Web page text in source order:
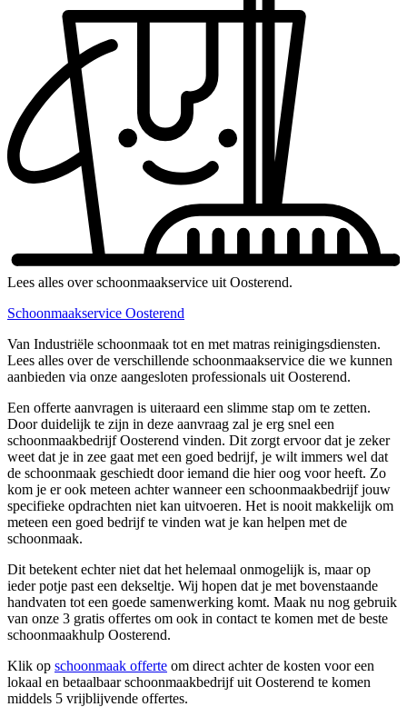
Lees alles over schoonmaakservice uit Oosterend.
Schoonmaakservice Oosterend
Van Industriële schoonmaak tot en met matras reinigingsdiensten.
Lees alles over de verschillende schoonmaakservice die we kunnen
aanbieden via onze aangesloten professionals uit Oosterend.
Een offerte aanvragen is uiteraard een slimme stap om te zetten.
Door duidelijk te zijn in deze aanvraag zal je erg snel een
schoonmaakbedrijf Oosterend vinden. Dit zorgt ervoor dat je zeker
weet dat je in zee gaat met een goed bedrijf, je wilt immers wel dat
de schoonmaak geschiedt door iemand die hier oog voor heeft. Zo
kom je er ook meteen achter wanneer een schoonmaakbedrijf jouw
specifieke opdrachten niet kan uitvoeren. Het is nooit makkelijk om
meteen een goed bedrijf te vinden wat je kan helpen met de
schoonmaak.
Dit betekent echter niet dat het helemaal onmogelijk is, maar op
ieder potje past een dekseltje. Wij hopen dat je met bovenstaande
handvaten tot een goede samenwerking komt. Maak nu nog gebruik
van onze 3 gratis offertes om ook in contact te komen met de beste
schoonmaakhulp Oosterend.
Klik op schoonmaak offerte om direct achter de kosten voor een
lokaal en betaalbaar schoonmaakbedrijf uit Oosterend te komen
middels 5 vrijblijvende offertes.